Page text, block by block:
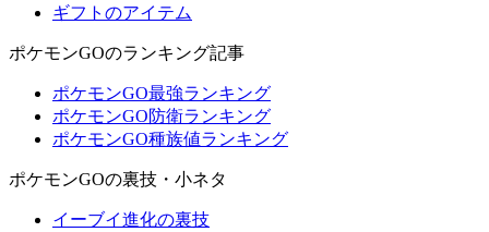
ギフトのアイテム
ポケモンGOのランキング記事
ポケモンGO最強ランキング
ポケモンGO防衛ランキング
ポケモンGO種族値ランキング
ポケモンGOの裏技・小ネタ
イーブイ進化の裏技